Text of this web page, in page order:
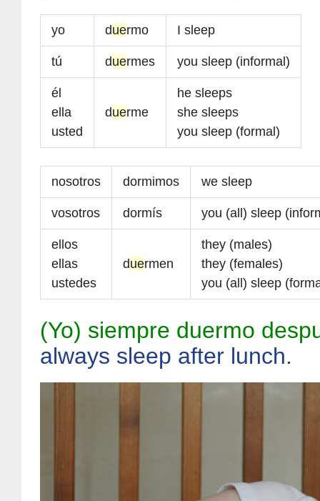
yo duermo I sleep
tú duermes you sleep (informal)
él
ella
usted
duerme
he sleeps
she sleeps
you sleep (formal)
nosotros dormimos we sleep
vosotros dormís you (all) sleep
ellos
ellas
ustedes
duermen
they (males)
they (females)
you (all) sleep
(Yo) siempre duermo
always sleep after lunch.